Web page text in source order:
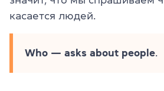
касается людей.
Who — asks about people